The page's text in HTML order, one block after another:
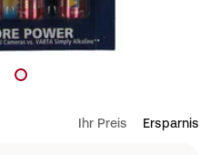
Ihr Preis Ersparnis